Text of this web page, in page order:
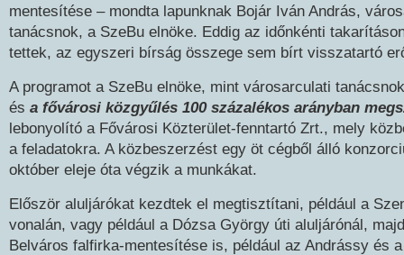
mentesítése – mondta lapunknak Bojár Iván András,
tanácsnok, a SzeBu elnöke. Eddig az időnkénti
tettek, az egyszeri bírság összege sem bírt visszatartó
A programot a SzeBu elnöke, mint városarculati
és a fővárosi közgyűlés 100 százalékos arányban
lebonyolító a Fővárosi Közterület-fenntartó Zrt., mely
a feladatokra. A közbeszerzést egy öt cégből álló
október eleje óta végzik a munkákat.
Először aluljárókat kezdtek el megtisztítani, például a
vonalán, vagy például a Dózsa György úti aluljárónál,
Belváros falfirka-mentesítése is, például az Andrássy és